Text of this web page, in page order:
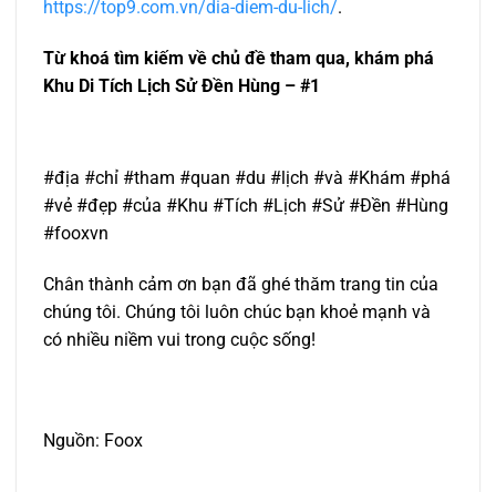
https://top9.com.vn/dia-diem-du-lich/.
Từ khoá tìm kiếm về chủ đề tham qua, khám phá
Khu Di Tích Lịch Sử Đền Hùng – #1
#địa #chỉ #tham #quan #du #lịch #và #Khám #phá
#vẻ #đẹp #của #Khu #Tích #Lịch #Sử #Đền #Hùng
#fooxvn
Chân thành cảm ơn bạn đã ghé thăm trang tin của
chúng tôi. Chúng tôi luôn chúc bạn khoẻ mạnh và
có nhiều niềm vui trong cuộc sống!
Nguồn: Foox